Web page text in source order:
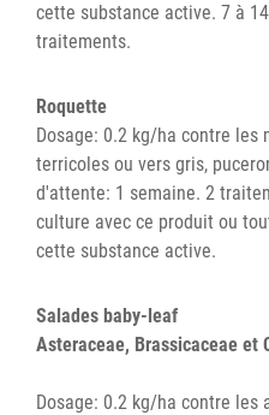
cette substance active. 7 à
traitements.
Roquette
Dosage: 0.2 kg/ha contre les
terricoles ou vers gris,
d'attente: 1 semaine. 2
culture avec ce produit ou
cette substance active.
Salades baby-leaf
Asteraceae, Brassicaceae et
Dosage: 0.2 kg/ha contre les